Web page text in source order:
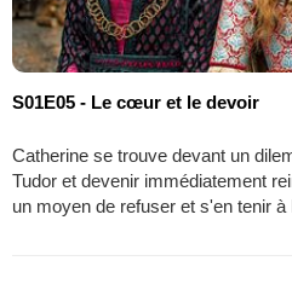
S01E05 - Le cœur et le devoir
Catherine se trouve devant un
Tudor et devenir immédiatement
un moyen de refuser et s'en tenir à